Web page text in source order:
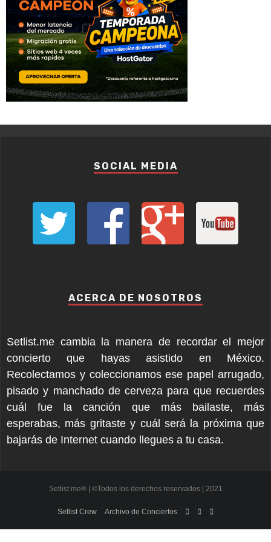
SOCIAL MEDIA
ACERCA DE NOSOTROS
Setlist.me cambia la manera de recordar el mejor
concierto que hayas asistido en México.
Recolectamos y coleccionamos ese papel arrugado,
pisado y manchado de cerveza para que recuerdes
cuál fue la canción que más bailaste, más
esperabas, más gritaste y cuál será la próxima que
bajarás de Internet cuando llegues a tu casa.
Setlist.me® | ©Todos los derechos reservados | 2021
Setlist Crew Archivo de Conciertos